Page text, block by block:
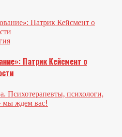
Патрик Кейсмент о